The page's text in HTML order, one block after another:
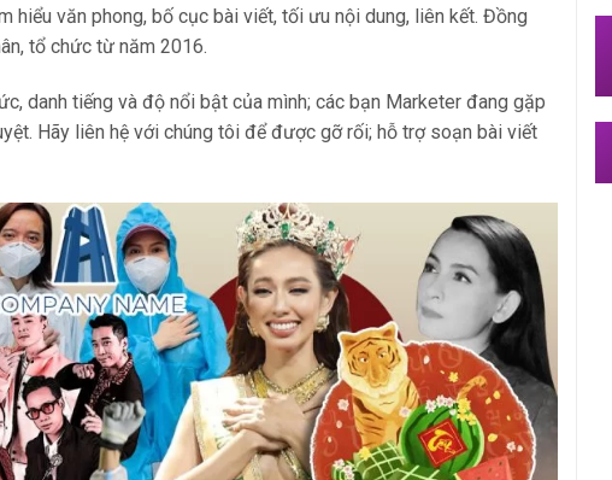
hiểu văn phong, bố cục bài viết, tối ưu nội dung, liên kết. Đồng
tổ chức từ năm 2016.
danh tiếng và độ nổi bật của mình; các bạn Marketer đang gặp
Hãy liên hệ với chúng tôi để được gỡ rối; hỗ trợ soạn bài viết